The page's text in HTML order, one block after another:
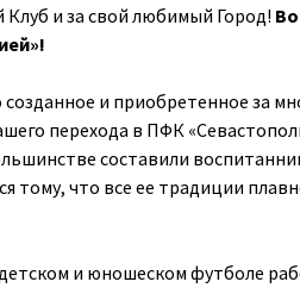
Клуб и за свой любимый Город!
созданное и приобретенное за
перехода в ПФК
составили
тому, что все ее традиции
и юношеском футболе